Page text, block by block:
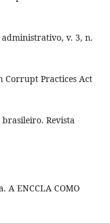
v. 3, n.
Corrupt Practices Act
Revista
A ENCCLA COMO